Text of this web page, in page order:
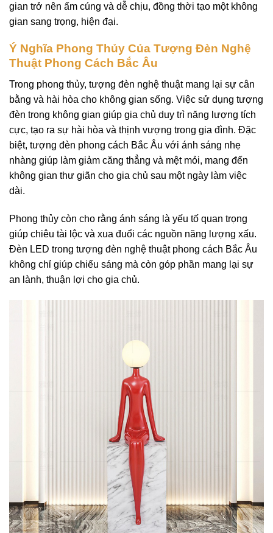
gian trở nên ấm cúng và dễ chịu, đồng thời tạo một không
gian sang trọng, hiện đại.
Ý Nghĩa Phong Thủy Của Tượng Đèn Nghệ
Thuật Phong Cách Bắc Âu
Trong phong thủy, tượng đèn nghệ thuật mang lại sự cân
bằng và hài hòa cho không gian sống. Việc sử dụng tượng
đèn trong không gian giúp gia chủ duy trì năng lượng tích
cực, tạo ra sự hài hòa và thịnh vượng trong gia đình. Đặc
biệt, tượng đèn phong cách Bắc Âu với ánh sáng nhẹ
nhàng giúp làm giảm căng thẳng và mệt mỏi, mang đến
không gian thư giãn cho gia chủ sau một ngày làm việc
dài.
Phong thủy còn cho rằng ánh sáng là yếu tố quan trọng
giúp chiêu tài lộc và xua đuổi các nguồn năng lượng xấu.
Đèn LED trong tượng đèn nghệ thuật phong cách Bắc Âu
không chỉ giúp chiếu sáng mà còn góp phần mang lại sự
an lành, thuận lợi cho gia chủ.